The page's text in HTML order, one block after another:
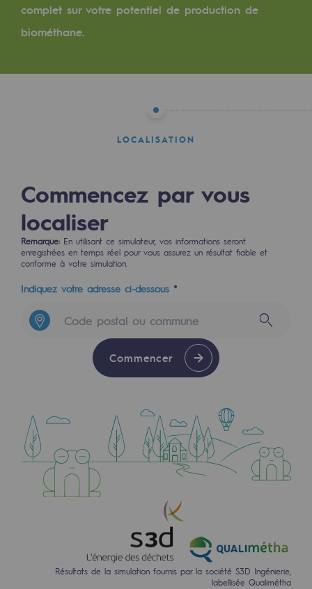
Gaz renouvelables et procédés durables
Pyrogazéification et gazéification
Captage de CO2
Concertations CH4, H2 et CO2
Espace pédagogique
Espace pédagogique
CCUS Objectif Zéro CO2
Objectif Biométhane
Acteur engagé
Acteur engagé
Ambition RSE
Responsabilité environnementale
Responsabilité environnementale
BE POSITIF, le programme de
complet sur votre potentiel de production de
biométhane.
LOCALISATION
Commencez par vous
localiser
Remarque: En utilisant ce simulateur, vos informations seront
enregistrées en temps réel pour vous assurez un résultat fiable et
conforme à votre simulation.
Indiquez votre adresse ci-dessous *
Commencer
Résultats de la simulation fournis par la société S3D Ingénierie,
labellisée Qualimétha